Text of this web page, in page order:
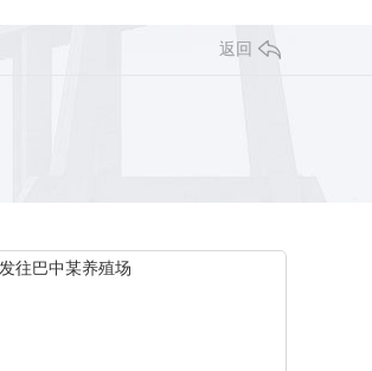
返回